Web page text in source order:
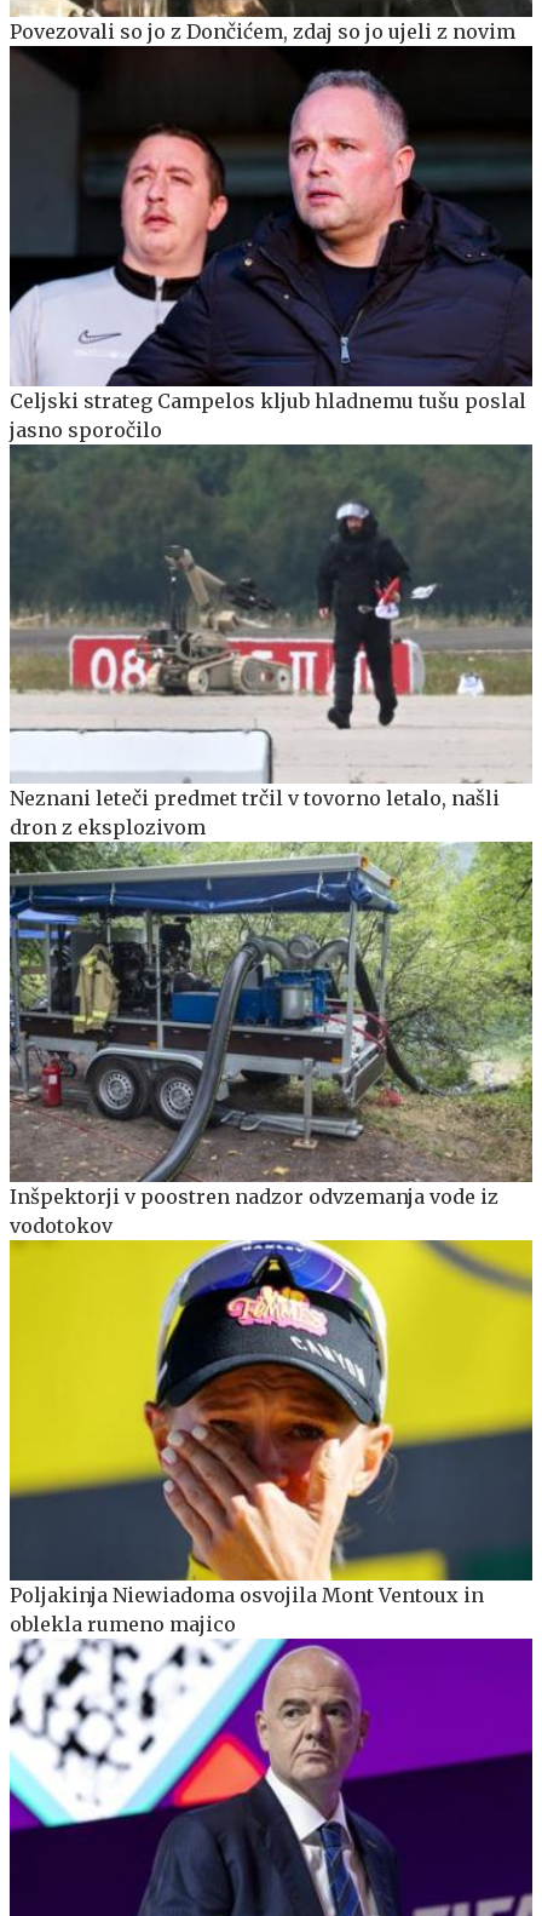
Povezovali so jo z Dončićem, zdaj so jo ujeli z novim
Celjski strateg Campelos kljub hladnemu tušu poslal
jasno sporočilo
Neznani leteči predmet trčil v tovorno letalo, našli
dron z eksplozivom
Inšpektorji v poostren nadzor odvzemanja vode iz
vodotokov
Poljakinja Niewiadoma osvojila Mont Ventoux in
oblekla rumeno majico